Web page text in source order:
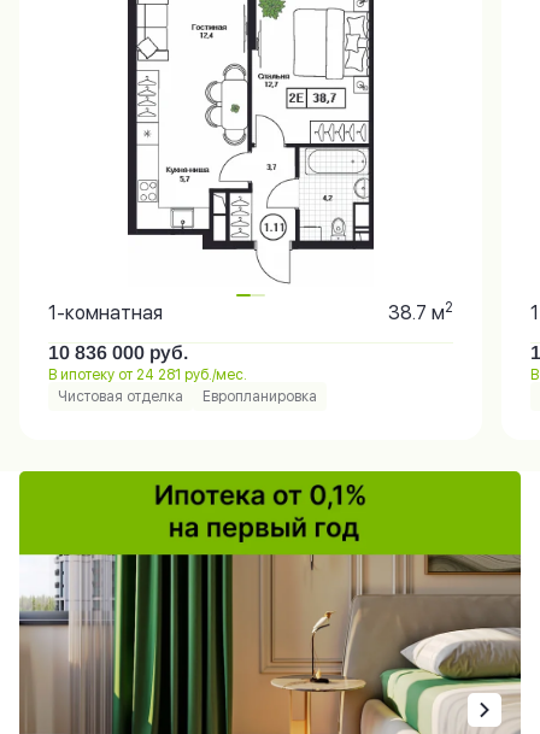
1-комнатная 38.7 м2
10 836 000 руб.
В ипотеку от 24 281 руб./мес.
Чистовая отделка
Европланировка